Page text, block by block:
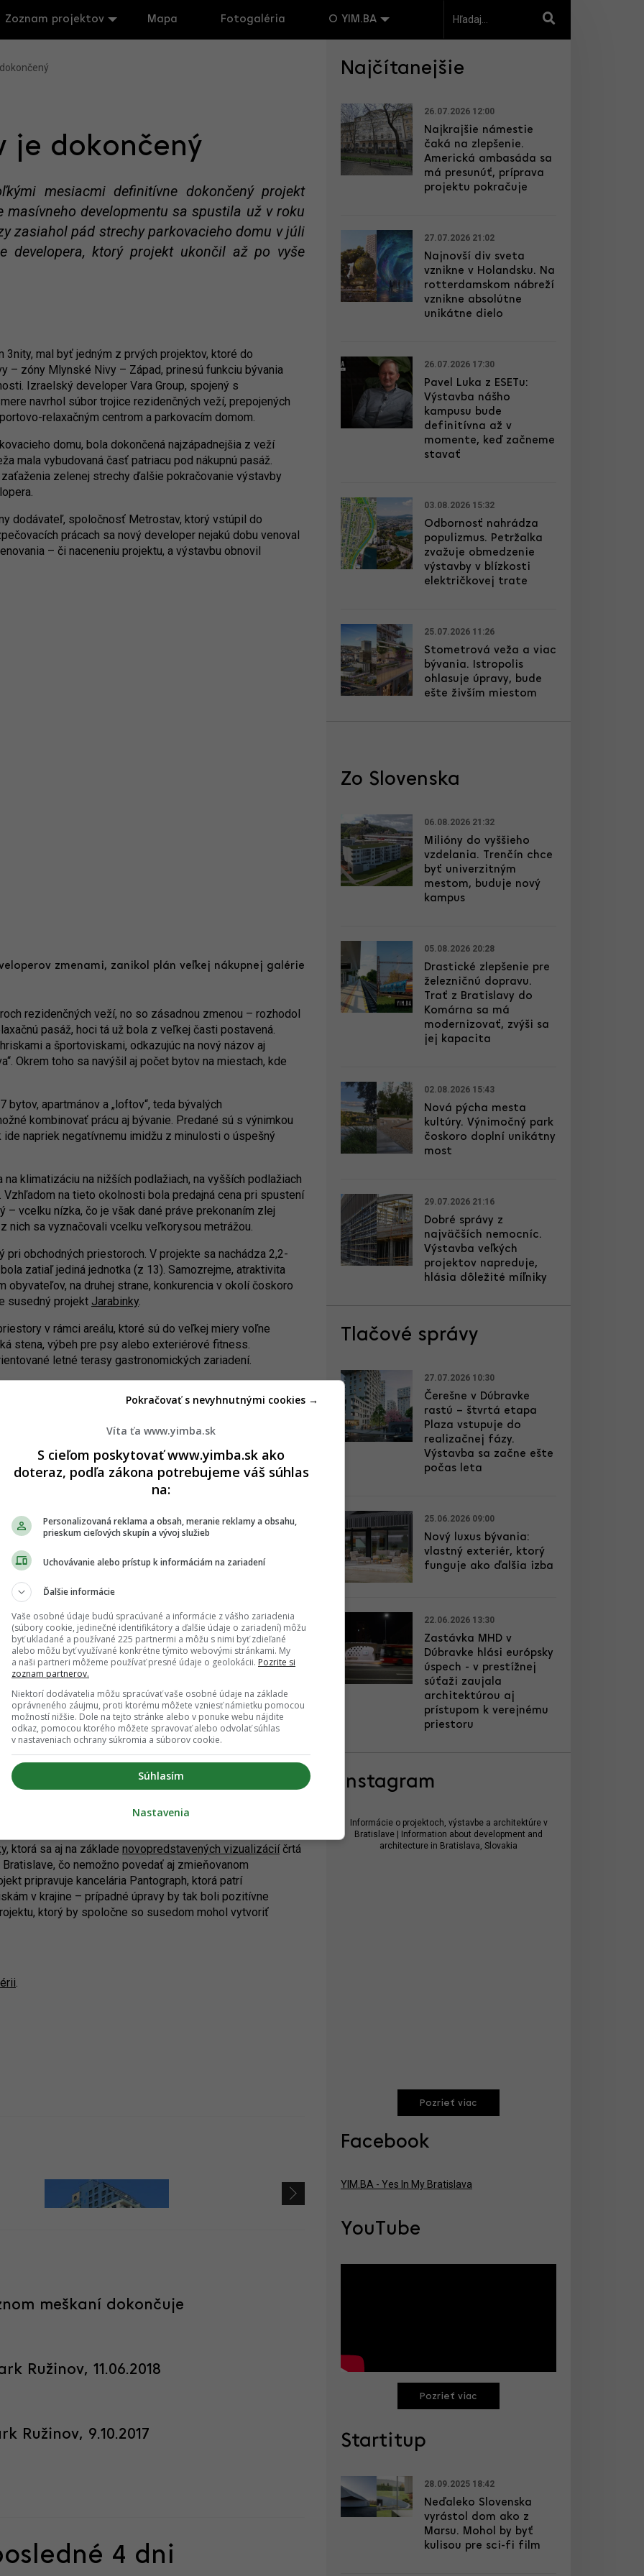
Zoznam projektov Mapa Fotogaléria O YIM.BA
je dokončený
mesiacmi definitívne dokončený projekt
masívneho developmentu sa spustila už v roku
zasiahol pád strechy parkovacieho domu v júli
developera, ktorý projekt ukončil až po vyše
mal byť jedným z prvých projektov, ktoré do
– zóny Mlynské Nivy – Západ, prinesú funkciu bývania
Izraelský developer Vara Group, spojený s
navrhol súbor trojice rezidenčných veží, prepojených
relaxačným centrom a parkovacím domom.
domu, bola dokončená najzápadnejšia z veží
mala vybudovaná časť patriacu pod nákupnú pasáž.
zelenej strechy ďalšie pokračovanie výstavby
dodávateľ, spoločnosť Metrostav, ktorý vstúpil do
prácach sa nový developer nejakú dobu venoval
– či naceneniu projektu, a výstavbu obnovil
zmenami, zanikol plán veľkej nákupnej galérie
rezidenčných veží, no so zásadnou zmenou – rozhodol
pasáž, hoci tá už bola z veľkej časti postavená.
a športoviskami, odkazujúc na nový názov aj
Okrem toho sa navýšil aj počet bytov na miestach, kde
apartmánov a „loftov“, teda bývalých
kombinovať prácu aj bývanie. Predané sú s výnimkou
napriek negatívnemu imidžu z minulosti o úspešný
klimatizáciu na nižších podlažiach, na vyšších podlažiach
na tieto okolnosti bola predajná cena pri spustení
vcelku nízka, čo je však dané práve prekonaním zlej
nich sa vyznačovali vcelku veľkorysou metrážou.
obchodných priestoroch. V projekte sa nachádza 2,2-
zatiaľ jediná jednotka (z 13). Samozrejme, atraktivita
na druhej strane, konkurencia v okolí čoskoro
susedný projekt Jarabinky.
v rámci areálu, ktoré sú do veľkej miery voľne
stena, výbeh pre psy alebo exteriérové fitness.
letné terasy gastronomických zariadení.
prieťahoch
bola transformovaná a oživená funkciou bývania
káuz v rámci bratislavského developmentu. Po
preverenie aj iných jeho realizácií ukázalo, že
bude čoskoro asanované administratívne centrum
Nové Apollo
plocha v bývalej priemyselnej časti Bratislavy,
bratislavské pomery ide o prakticky nevýrazné veže
o veľký projekt. Existuje veľká šanca, že do lokality,
dní, prinesie funkciu, ktorá tento nepomer čiastočne
prvý pohľad je pre Bratislavu skôr netypická – skutočne
Napriek tomu však jej úroveň nie je ani zlá a metropolu
väzieb v zóne, vytvorenie nových pobytových
náročnú úlohu zvládnuť. Pred stavebnou firmou,
tak stoja ďalšie výzvy. Tou najzaujímavejšou môže
kde spoločnosť pripravuje výstavbu
, ktorá sa aj na základe novopredstavených vizualizáciíčrtá
čo nemožno povedať aj zmieňovanom
pripravuje kancelária Pantograph, ktorá patrí
v krajine – prípadné úpravy by tak boli pozitívne
ktorý by spoločne so susedom mohol vytvoriť
.
meškaní dokončuje
Ružinov, 11.06.2018
Ružinov, 9.10.2017
4 dni
Najčítanejšie
26.07.2026 12:00
Najkrajšie námestie
čaká na zlepšenie.
Americká ambasáda sa
má presunúť, príprava
projektu pokračuje
27.07.2026 21:02
Najnovší div sveta
vznikne v Holandsku. Na
rotterdamskom nábreží
vznikne absolútne
unikátne dielo
26.07.2026 17:30
Pavel Luka z ESETu:
Výstavba nášho
kampusu bude
definitívna až v
momente, keď začneme
stavať
03.08.2026 15:32
Odbornosť nahrádza
populizmus. Petržalka
zvažuje obmedzenie
výstavby v blízkosti
električkovej trate
25.07.2026 11:26
Stometrová veža a viac
bývania. Istropolis
ohlasuje úpravy, bude
ešte živším miestom
Zo Slovenska
06.08.2026 21:32
Milióny do vyššieho
vzdelania. Trenčín chce
byť univerzitným
mestom, buduje nový
kampus
05.08.2026 20:28
Drastické zlepšenie pre
železničnú dopravu.
Trať z Bratislavy do
Komárna sa má
modernizovať, zvýši sa
jej kapacita
02.08.2026 15:43
Nová pýcha mesta
kultúry. Výnimočný park
čoskoro doplní unikátny
most
29.07.2026 21:16
Dobré správy z
najväčších nemocníc.
Výstavba veľkých
projektov napreduje,
hlásia dôležité míľniky
Tlačové správy
27.07.2026 10:30
Čerešne v Dúbravke
rastú – štvrtá etapa
Plaza vstupuje do
realizačnej fázy.
Výstavba sa začne ešte
počas leta
25.06.2026 09:00
Nový luxus bývania:
vlastný exteriér, ktorý
funguje ako ďalšia izba
22.06.2026 13:30
Zastávka MHD v
Dúbravke hlási európsky
úspech - v prestížnej
súťaži zaujala
architektúrou aj
prístupom k verejnému
priestoru
Instagram
Informácie o projektoch, výstavbe a architektúre v
Bratislave | Information about development and
architecture in Bratislava, Slovakia
Pozrieť viac
Facebook
YIM.BA - Yes In My Bratislava
YouTube
Pozrieť viac
Startitup
28.09.2025 18:42
Neďaleko Slovenska
vyrástol dom ako z
Marsu. Mohol by byť
kulisou pre sci-fi film
Víta ťa www.yimba.sk
S cieľom poskytovať www.yimba.sk ako
doteraz, podľa zákona potrebujeme váš súhlas
na:
Personalizovaná reklama a obsah, meranie reklamy a obsahu,
prieskum cieľových skupín a vývoj služieb
Uchovávanie alebo prístup k informáciám na zariadení
Ďalšie informácie
Vaše osobné údaje budú spracúvané a informácie z vášho zariadenia
(súbory cookie, jedinečné identifikátory a ďalšie údaje o zariadení) môžu
byť ukladané a používané 225 partnermi a môžu s nimi byť zdieľané
alebo môžu byť využívané konkrétne týmito webovými stránkami. My
a naši partneri môžeme používať presné údaje o geolokácii. Pozrite si
zoznam partnerov.
Niektorí dodávatelia môžu spracúvať vaše osobné údaje na základe
oprávneného záujmu, proti ktorému môžete vzniesť námietku pomocou
možností nižšie. Dole na tejto stránke alebo v ponuke webu nájdite
odkaz, pomocou ktorého môžete spravovať alebo odvolať súhlas
v nastaveniach ochrany súkromia a súborov cookie.
Súhlasím
Pokračovať s nevyhnutnými cookies →
Nastavenia